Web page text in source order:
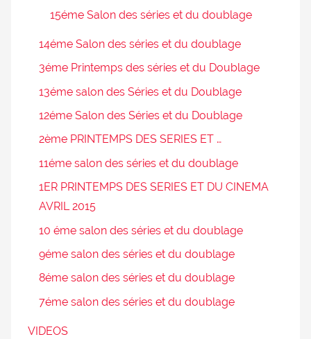
15éme Salon des séries et du doublage
14éme Salon des séries et du doublage
3éme Printemps des séries et du Doublage
13éme salon des Séries et du Doublage
12éme Salon des Séries et du Doublage
2ème PRINTEMPS DES SERIES ET …
11éme salon des séries et du doublage
1ER PRINTEMPS DES SERIES ET DU CINEMA
AVRIL 2015
10 éme salon des séries et du doublage
9éme salon des séries et du doublage
8éme salon des séries et du doublage
7éme salon des séries et du doublage
VIDEOS